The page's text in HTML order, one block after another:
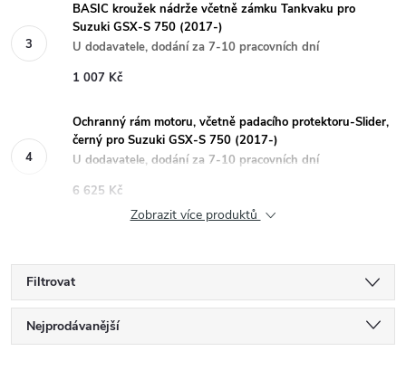
BASIC kroužek nádrže včetně zámku Tankvaku pro
Suzuki GSX-S 750 (2017-)
U dodavatele, dodání za 7-10 pracovních dní
1 007 Kč
Ochranný rám motoru, včetně padacího protektoru-Slider,
černý pro Suzuki GSX-S 750 (2017-)
U dodavatele, dodání za 7-10 pracovních dní
6 625 Kč
Zobrazit více produktů
Filtrovat
Ř
Nejprodávanější